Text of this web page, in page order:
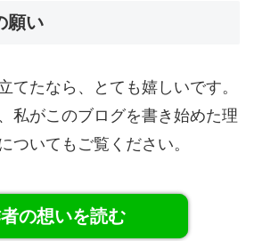
願い
てたなら、とても嬉しいです。
私がこのブログを書き始めた理
ついてもご覧ください。
の想いを読む